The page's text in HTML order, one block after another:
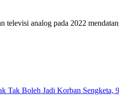
televisi analog pada 2022
Tak Boleh Jadi Korban